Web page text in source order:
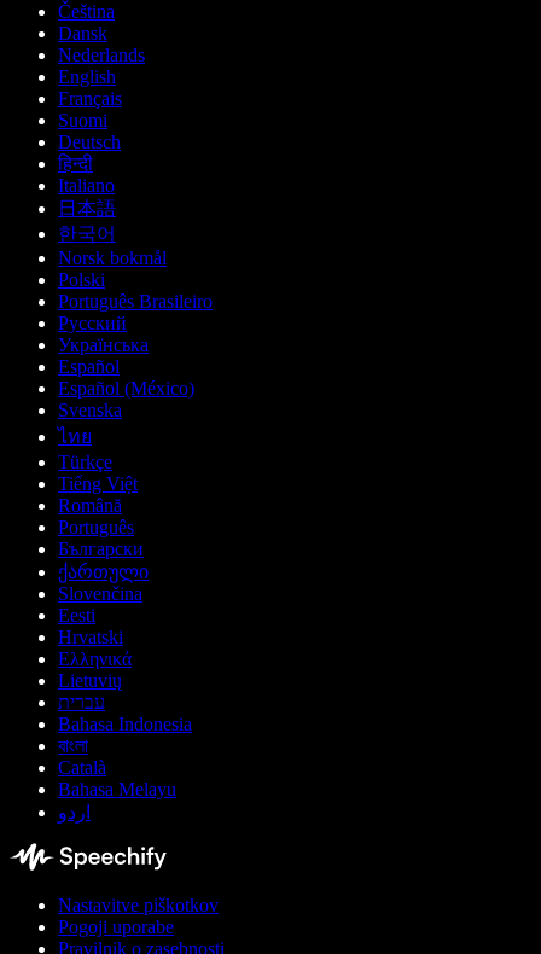
Čeština
Dansk
Nederlands
English
Français
Suomi
Deutsch
हिन्दी
Italiano
日本語
한국어
Norsk bokmål
Polski
Português Brasileiro
Русский
Українська
Español
Español (México)
Svenska
ไทย
Türkçe
Tiếng Việt
Română
Português
Български
ქართული
Slovenčina
Eesti
Hrvatski
Ελληνικά
Lietuvių
עברית
Bahasa Indonesia
বাংলা
Català
Bahasa Melayu
اردو
Nastavitve piškotkov
Pogoji uporabe
Pravilnik o zasebnosti